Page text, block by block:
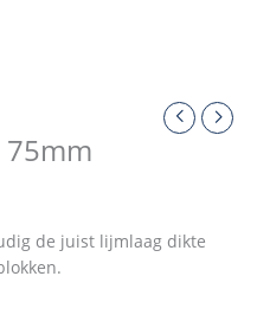
75mm
de juist lijmlaag dikte